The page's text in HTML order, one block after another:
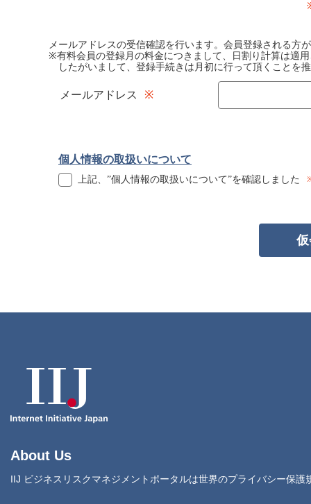
メールアドレスの受信確認を行います。会員登録される方
※有料会員の登録月の料金につきまして、日割り計算は適
したがいまして、登録手続きは月初に行って頂くことを
メールアドレス
個人情報の取扱いについて
上記、”個人情報の取扱いについて”を確認しました
About Us
IIJ ビジネスリスクマネジメントポータルは世界のプライバシー保